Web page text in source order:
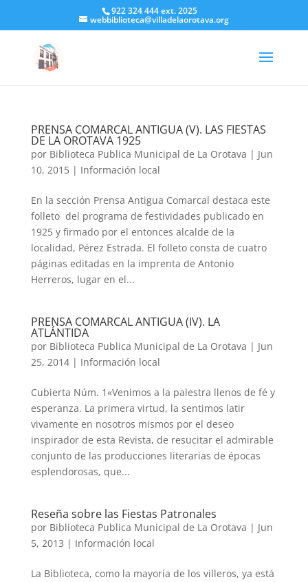
922 324 444 ext. 2025
webbiblioteca@villadelaorotava.org
PRENSA COMARCAL ANTIGUA (V). LAS FIESTAS
DE LA OROTAVA 1925
por Biblioteca Publica Municipal de La Orotava | Jun
10, 2015| Información local
En la sección Prensa Antigua Comarcal destaca este
folleto del programa de festividades publicado en
1925 y firmado por el entonces alcalde de la
localidad, Pérez Estrada. El folleto consta de cuatro
páginas editadas en la imprenta de Antonio
Herreros, lugar en el...
PRENSA COMARCAL ANTIGUA (IV). LA
ATLÁNTIDA
por Biblioteca Publica Municipal de La Orotava | Jun
25, 2014| Información local
Cubierta Núm. 1«Venimos a la palestra llenos de fé y
esperanza. La primera virtud, la sentimos latir
vivamente en nosotros mismos por el deseo
inspirador de esta Revista, de resucitar el admirable
conjunto de las producciones literarias de épocas
esplendorosas, que...
Reseña sobre las Fiestas Patronales
por Biblioteca Publica Municipal de La Orotava | Jun
5, 2013 | Información local
La Biblioteca, como la mayoría de los villeros, ya está